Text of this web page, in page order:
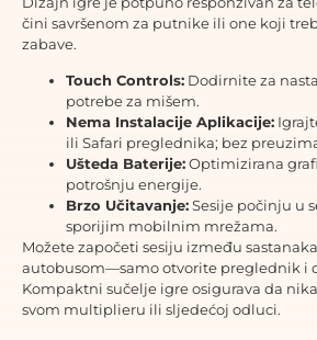
čini savršenom za putnike ili one koji
zabave.
Touch Controls: Dodirnite za
potrebe za mišem.
Nema Instalacije Aplikacije:
ili Safari preglednika; bez
Ušteda Baterije:Optimizirana
potrošnju energije.
Brzo Učitavanje:Sesije počinju u
sporijim mobilnim mrežama.
Možete započeti sesiju između
autobusom—samo otvorite preglednik i
Kompaktni sučelje igre osigurava da
svom multiplieru ili sljedećoj odluci.